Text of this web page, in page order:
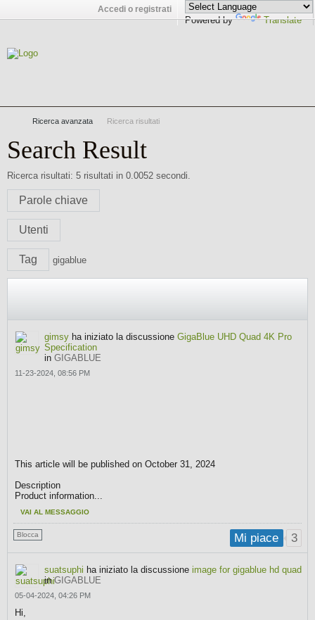
Accedi o registrati
Powered by Translate
Ricerca avanzata Ricerca risultati
Search Result
Ricerca risultati: 5 risultati in 0.0052 secondi.
Parole chiave
Utenti
Tag gigablue
gimsy ha iniziato la discussione GigaBlue UHD Quad 4K Pro
Specification
in GIGABLUE
11-23-2024, 08:56 PM
This article will be published on October 31, 2024
Description
Product information...
VAI AL MESSAGGIO
Blocca Mi piace 3
suatsuphi ha iniziato la discussione image for gigablue hd quad
inGIGABLUE
05-04-2024, 04:26 PM
Hi,